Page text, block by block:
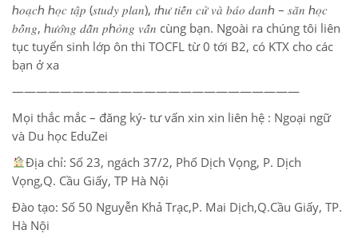
ℎ𝑜𝑎̣𝑐ℎ ℎ𝑜̣𝑐 𝑡𝑎̣̂𝑝 (𝑠𝑡𝑢𝑑𝑦 𝑝𝑙𝑎𝑛), 𝑡ℎ𝑢̛ 𝑡𝑖𝑒̂́𝑛 𝑐𝑢̛̉ 𝑣𝑎̀ 𝑏𝑎́𝑜 𝑑𝑎𝑛ℎ – 𝑠𝑎̆𝑛 ℎ𝑜̣𝑐
𝑏𝑜̂̉𝑛𝑔, ℎ𝑢̛𝑜̛́𝑛𝑔 𝑑𝑎̂̃𝑛 𝑝ℎ𝑜̉𝑛𝑔 𝑣𝑎̂́𝑛 cùng bạn. Ngoài ra chúng tôi liên
tục tuyển sinh lớp ôn thi TOCFL từ 0 tới B2, có KTX cho các
bạn ở xa
————————————————————————
Mọi thắc mắc – đăng ký- tư vấn xin xin liên hệ : Ngoại ngữ
và Du học EduZei
Địa chỉ: Số 23, ngách 37/2, Phố Dịch Vọng, P. Dịch
Vọng,Q. Cầu Giấy, TP Hà Nội
Đào tạo: Số 50 Nguyễn Khả Trạc,P. Mai Dịch,Q.Cầu Giấy, TP.
Hà Nội